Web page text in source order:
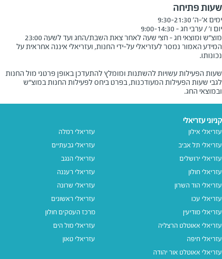
שעות פתיחה
מוצ"ש ומוצאי חג - חצי שעה לאחר צאת השבת/החג ועד לשעה 23:00
המידע האמור נמסר לעזריאלי על-ידי החנות, ועזריאלי איננה אחראית על
שעות הפעילות עשויות להשתנות ומומלץ להתעדכן באופן פרטני מול החנות
לגבי שעות הפעילות המעודכנות, בפרט ביחס לפעילות החנות במוצ"ש
ובמוצאי החג.
קניוני עזריאלי
עזריאלי אילון
עזריאלי תל אביב
עזריאלי ירושלים
עזריאלי חולון
עזריאלי הוד השרון
עזריאלי עכו
עזריאלי מודיעין
עזריאלי אאוטלט הרצליה
עזריאלי חיפה
עזריאלי אאוטלט אור יהודה
עזריאלי רמלה
עזריאלי גבעתיים
עזריאלי הנגב
עזריאלי רעננה
עזריאלי שרונה
עזריאלי ראשונים
מרכז העסקים חולון
עזריאלי מול הים
עזריאלי טאון